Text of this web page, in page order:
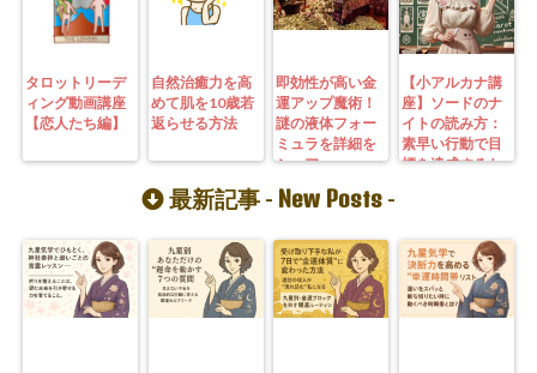
タロットリーデ
ィング動画講座
【恋人たち編】
自然治癒力を高
めて肌を10歳若
返らせる方法
即効性が高い金
運アップ魔術！
謎の液体フォー
ミュラを詳細を
シェア
【小アルカナ講
座】ソードのナ
イトの読み方：
素早い行動で目
標を達成するた
最新記事 - New Posts -